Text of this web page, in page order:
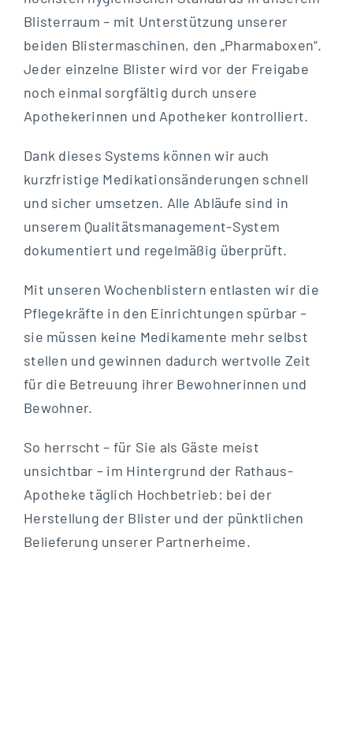
Blisterraum – mit Unterstützung unserer
beiden Blistermaschinen, den „Pharmaboxen“.
Jeder einzelne Blister wird vor der Freigabe
noch einmal sorgfältig durch unsere
Apothekerinnen und Apotheker kontrolliert.
Dank dieses Systems können wir auch
kurzfristige Medikationsänderungen schnell
und sicher umsetzen. Alle Abläufe sind in
unserem Qualitätsmanagement-System
dokumentiert und regelmäßig überprüft.
Mit unseren Wochenblistern entlasten wir die
Pflegekräfte in den Einrichtungen spürbar –
sie müssen keine Medikamente mehr selbst
stellen und gewinnen dadurch wertvolle Zeit
für die Betreuung ihrer Bewohnerinnen und
Bewohner.
So herrscht – für Sie als Gäste meist
unsichtbar – im Hintergrund der Rathaus-
Apotheke täglich Hochbetrieb: bei der
Herstellung der Blister und der pünktlichen
Belieferung unserer Partnerheime.